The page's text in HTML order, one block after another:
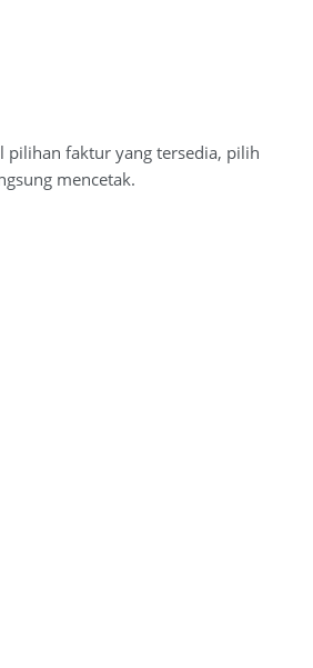
pilihan faktur yang tersedia, pilih
mencetak.